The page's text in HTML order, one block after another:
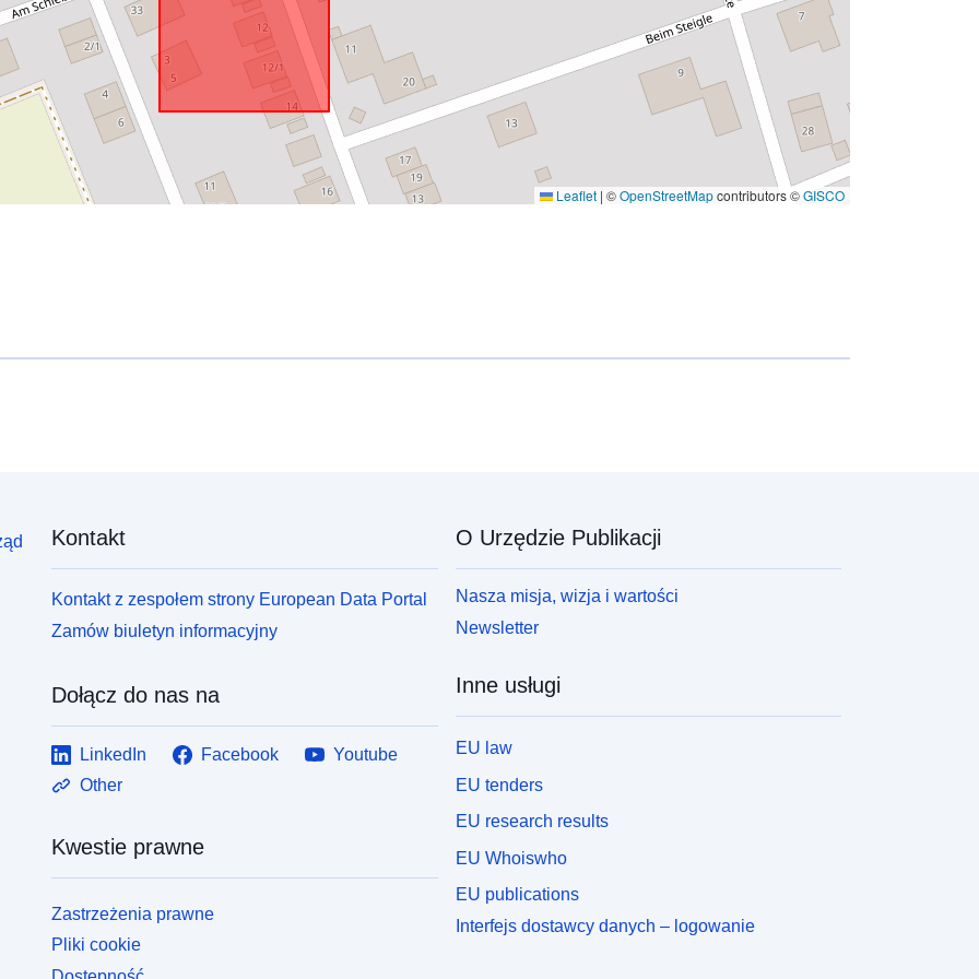
Leaflet | ©OpenStreetMapcontributors ©GISCO
Kontakt
Kontakt z zespołem strony European Data Portal
Zamów biuletyn informacyjny
Dołącz do nas na
LinkedIn Facebook
Youtube
Other
Kwestie prawne
Zastrzeżenia prawne
Pliki cookie
O Urzędzie Publikacji
Nasza misja, wizja i wartości
Newsletter
Inne usługi
EU law
EU tenders
EU research results
EU Whoiswho
EU publications
Interfejs dostawcy danych – logowanie